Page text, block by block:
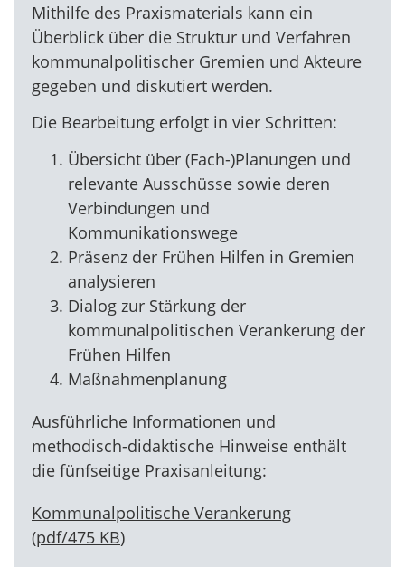
Mithilfe des Praxismaterials kann ein
Überblick über die Struktur und Verfahren
kommunalpolitischer Gremien und Akteure
gegeben und diskutiert werden.
Die Bearbeitung erfolgt in vier Schritten:
Übersicht über (Fach-)Planungen und
relevante Ausschüsse sowie deren
Verbindungen und
Kommunikationswege
Präsenz der Frühen Hilfen in Gremien
analysieren
Dialog zur Stärkung der
kommunalpolitischen Verankerung der
Frühen Hilfen
Maßnahmenplanung
Ausführliche Informationen und
methodisch-didaktische Hinweise enthält
die fünfseitige Praxisanleitung:
Kommunalpolitische Verankerung
(pdf/475 KB)